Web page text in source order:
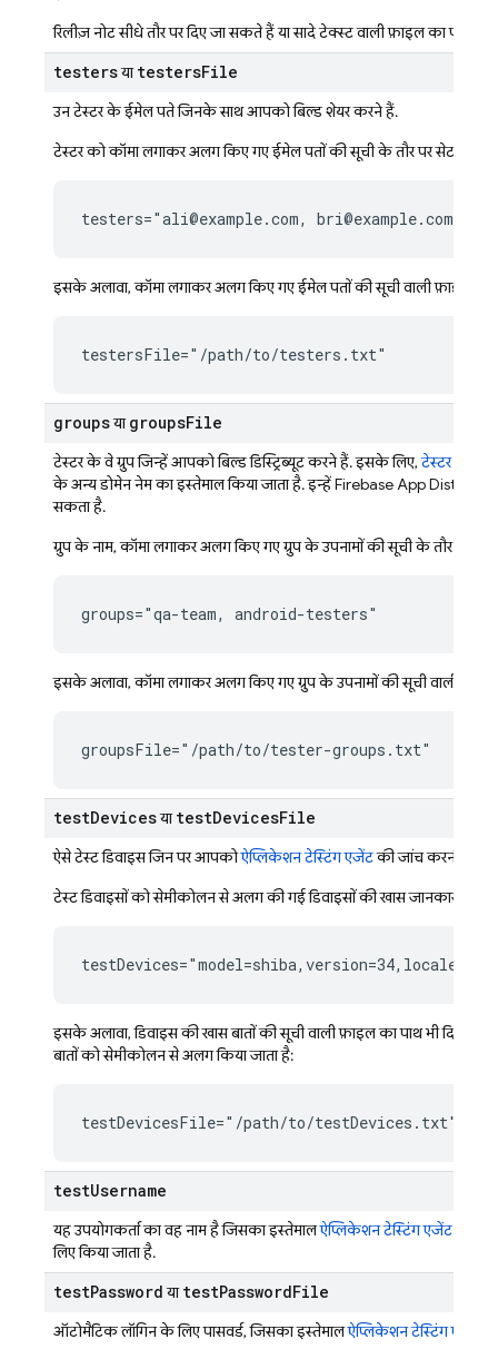
रिलीज़ नोट सीधे तौर पर दिए जा सकते हैं या सादे टेक्स्ट वाली फ़ाइल का पाथ
testersयाtestersFile
उन टेस्टर के ईमेल पते जिनके साथ आपको बिल्ड शेयर करने हैं.
टेस्टर को कॉमा लगाकर अलग किए गए ईमेल पतों की सूची के तौर पर सेट किया
testers="ali@example.com, bri@example.com,
इसके अलावा, कॉमा लगाकर अलग किए गए ईमेल पतों की सूची वाली फ़ाइल का
testersFile="/path/to/testers.txt"
groupsयाgroupsFile
टेस्टर के वे ग्रुप जिन्हें आपको बिल्ड डिस्ट्रिब्यूट करने हैं. इसके लिए,टेस्टर मैनेज
के अन्य डोमेन नेमका इस्तेमाल किया जाता है. इन्हें FirebaseApp
सकता है.
ग्रुप के नाम, कॉमा लगाकर अलग किए गए ग्रुप के उपनामों की सूची के तौर पर
groups="qa-team, android-testers"
इसके अलावा, कॉमा लगाकर अलग किए गए ग्रुप के उपनामों की सूची वाली फ़ाइल
groupsFile="/path/to/tester-groups.txt"
testDevicesयाtestDevicesFile
ऐसे टेस्ट डिवाइस जिन पर आपकोऐप्लिकेशन टेस्टिंग एजेंटकी जांच करनी है.
टेस्ट डिवाइसों को सेमीकोलन से अलग की गई डिवाइसों की खास जानकारी
इसके अलावा, डिवाइस की खास बातों की सूची वाली फ़ाइल का पाथ भी दिया
बातों को सेमीकोलन से अलग किया जाता है:
testDevicesFile="/path/to/testDevices.txt"
testUsername
यह उपयोगकर्ता का वह नाम है जिसका इस्तेमालऐप्लिकेशन टेस्टिंग एजेंट
लिए किया जाता है.
testPasswordयाtestPasswordFile
ऑटोमैटिक लॉगिन के लिए पासवर्ड, जिसका इस्तेमालऐप्लिकेशन टेस्टिंग एजेंट